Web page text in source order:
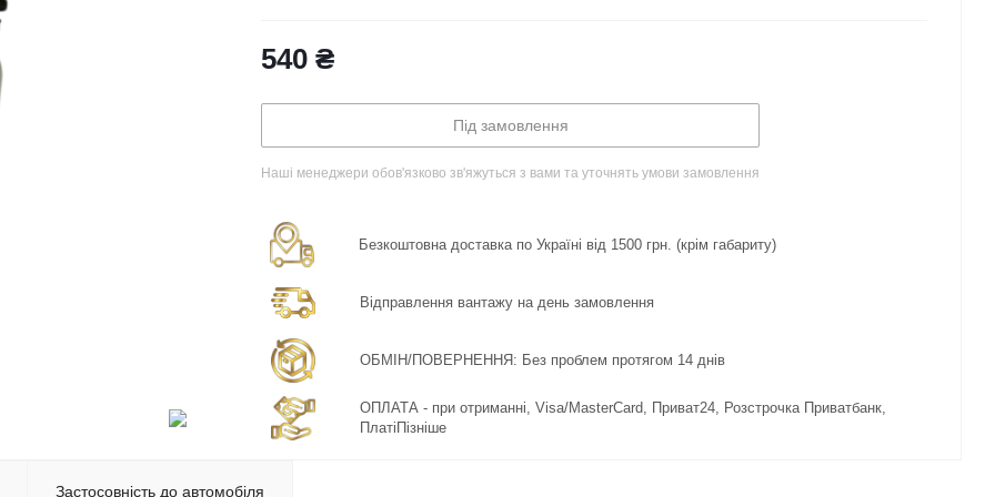
540 ₴
Під замовлення
Наші менеджери обов'язково зв'яжуться з вами та уточнять умови замовлення
Безкоштовна доставка по Україні від 1500 грн. (крім габариту)
Відправлення вантажу на день замовлення
ОБМІН/ПОВЕРНЕННЯ: Без проблем протягом 14 днів
ОПЛАТА - при отриманні, Visa/MasterCard, Приват24, Розстрочка Приватбанк,
ПлатіПізніше
Застосовність до автомобіля